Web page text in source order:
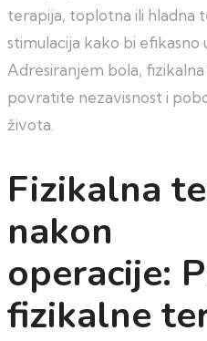
terapija, toplotna ili hladna
stimulacija kako bi efikasno
Adresiranjem bola,
povratite nezavisnost i
života.
Fizikalna
nakon
operacije:
fizikalne